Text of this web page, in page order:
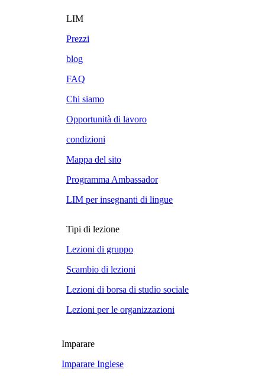
LIM
Prezzi
blog
FAQ
Chi siamo
Opportunità di lavoro
condizioni
Mappa del sito
Programma Ambassador
LIM per insegnanti di lingue
Tipi di lezione
Lezioni di gruppo
Scambio di lezioni
Lezioni di borsa di studio sociale
Lezioni per le organizzazioni
Imparare
Imparare Inglese